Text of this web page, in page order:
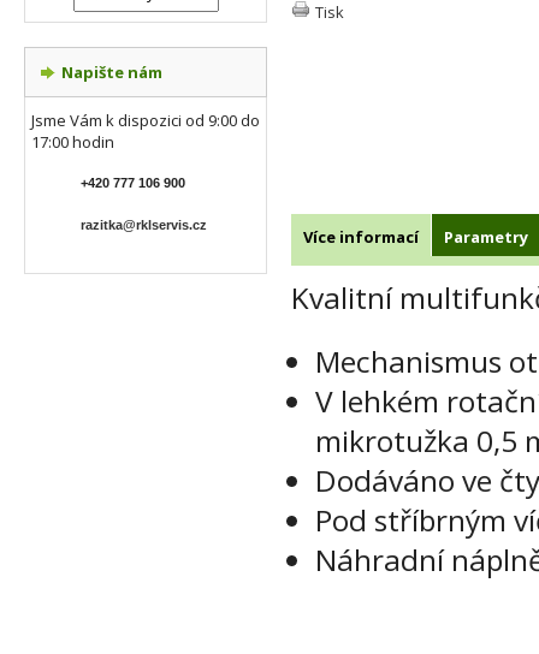
Napište nám
Jsme Vám k dispozici od 9:00 do
17:00 hodin
+420 777 106 900
razitka@rklservis.cz
Tisk
Více informací Parametry
Kvalitní
Mechanismus
V lehkém
mikrotužka 0,5
Dodáváno ve
Pod stříbrným
Náhradní